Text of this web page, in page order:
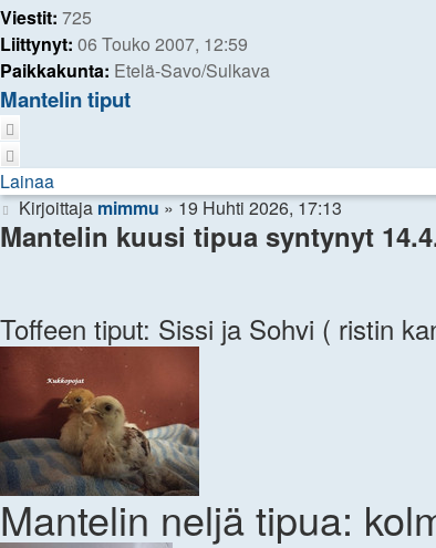
Viestit: 725
Liittynyt: 06 Touko 2007, 12:59
Paikkakunta: Etelä-Savo/Sulkava
Mantelin tiput
Lainaa
Viesti
Kirjoittaja mimmu » 19 Huhti 2026, 17:13
Mantelin kuusi tipua syntynyt
Toffeen tiput: Sissi ja Sohvi ( ristin
Mantelin neljä tipua: